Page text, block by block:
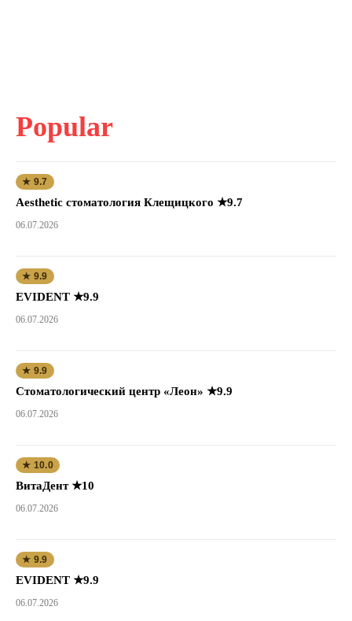
Popular
★ 9.7
Aesthetic стоматология Клещицкого ★9.7
06.07.2026
★ 9.9
EVIDENT ★9.9
06.07.2026
★ 9.9
Стоматологический центр «Леон» ★9.9
06.07.2026
★ 10.0
ВитаДент ★10
06.07.2026
★ 9.9
EVIDENT ★9.9
06.07.2026